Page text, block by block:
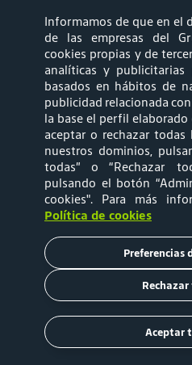
síguenos
Mapa web
Política de Cookies
Copyright ©
Informamos de que en el
de las empresas del
cookies propias y de
analíticas y publicitarias
basados en hábitos de
publicidad relacionada
la base el perfil
aceptar o rechazar todas
nuestros dominios,
todas” o “Rechazar
pulsando el botón
cookies". Para más
Política de cookies
Preferencias
Aceptar